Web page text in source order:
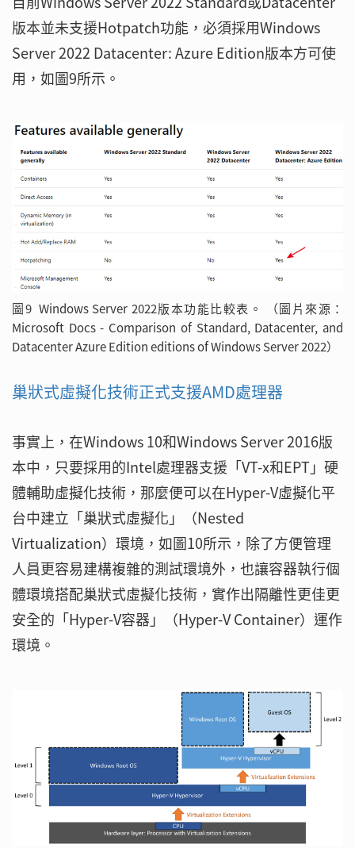
版本並未支援Hotpatch功能，必須採用Windows
Server 2022 Datacenter: Azure Edition版本方可使
用，如圖9所示。
圖9 Windows Server 2022版本功能比較表。 （圖片來源：
Microsoft Docs - Comparison of Standard, Datacenter, and
Datacenter Azure Edition editions of Windows Server 2022）
巢狀式虛擬化技術正式支援AMD處理器
事實上，在Windows 10和Windows Server 2016版
本中，只要採用的Intel處理器支援「VT-x和EPT」硬
體輔助虛擬化技術，那麼便可以在Hyper-V虛擬化平
台中建立「巢狀式虛擬化」（Nested
Virtualization）環境，如圖10所示，除了方便管理
人員更容易建構複雜的測試環境外，也讓容器執行個
體環境搭配巢狀式虛擬化技術，實作出隔離性更佳更
安全的「Hyper-V容器」（Hyper-V Container）運作
環境。